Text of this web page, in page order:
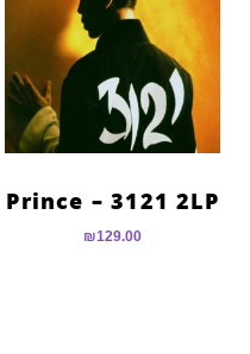
Prince – 3121 2LP
₪129.00